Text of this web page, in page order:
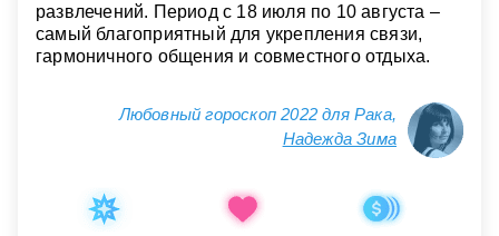
развлечений. Период с 18 июля по 10 августа –
самый благоприятный для укрепления связи,
гармоничного общения и совместного отдыха.
Любовный гороскоп 2022 для Рака,
Надежда Зима